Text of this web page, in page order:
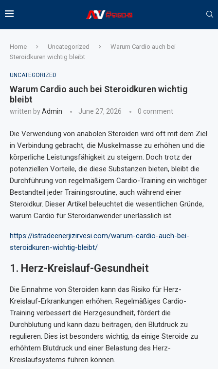
Home Uncategorized
Warum Cardio auch bei
Steroidkuren wichtig bleibt
UNCATEGORIZED
Warum Cardio auch bei Steroidkuren wichtig
bleibt
written byAdmin June 27, 2026 0 comment
Die Verwendung von anabolen Steroiden wird oft mit dem Ziel
in Verbindung gebracht, die Muskelmasse zu erhöhen und die
körperliche Leistungsfähigkeit zu steigern. Doch trotz der
potenziellen Vorteile, die diese Substanzen bieten, bleibt die
Durchführung von regelmäßigem Cardio-Training ein wichtiger
Bestandteil jeder Trainingsroutine, auch während einer
Steroidkur. Dieser Artikel beleuchtet die wesentlichen Gründe,
warum Cardio für Steroidanwender unerlässlich ist.
https://istradeenerjizirvesi.com/warum-cardio-auch-bei-
steroidkuren-wichtig-bleibt/
1. Herz-Kreislauf-Gesundheit
Die Einnahme von Steroiden kann das Risiko für Herz-
Kreislauf-Erkrankungen erhöhen. Regelmäßiges Cardio-
Training verbessert die Herzgesundheit, fördert die
Durchblutung und kann dazu beitragen, den Blutdruck zu
regulieren. Dies ist besonders wichtig, da einige Steroide zu
erhöhtem Blutdruck und einer Belastung des Herz-
Kreislaufsystems führen können.